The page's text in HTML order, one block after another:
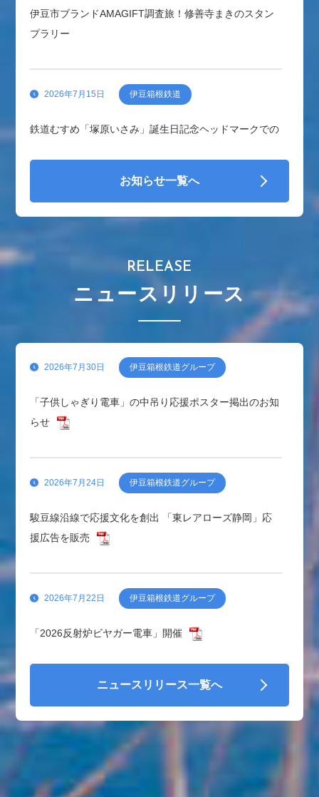
伊豆市ブランドAMAGIFT調査旅！修善寺まきのスタン
プラリー
2026年7月15日 伊豆箱根鉄道
鉄道むすめ「塚原いさみ」誕生日記念ヘッドマークでの
伊豆箱根鉄道
「湯ったりきっぷ」料金改定のお知らせ
2026年6月17日 伊豆箱根鉄道
お知らせ一覧へ
RELEASE
ニュースリリース
2026年7月30日 伊豆箱根鉄道グループ
「子供しゃぎり電車」の中吊り応援ポスター掲出のお知
らせ
2026年7月24日 伊豆箱根鉄道グループ
駿豆線沿線で応援文化を創出 「東レアローズ静岡」応
援広告を販売
2026年7月22日 伊豆箱根鉄道グループ
「2026反射炉ビヤガー電車」開催
伊豆箱根鉄道グループ
夏季における乗務員の制帽着用の省略について
2026年7月17日
ニュースリリース一覧へ